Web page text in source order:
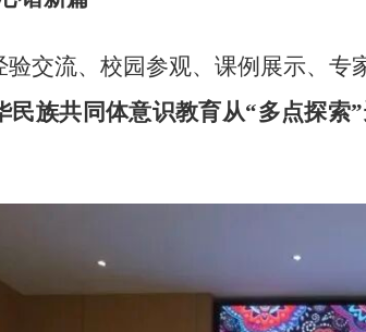
验交流、校园参观、课例展示、
民族共同体意识教育从“多点探